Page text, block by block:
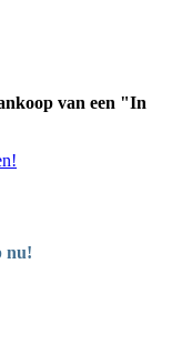
van een "In
nu!